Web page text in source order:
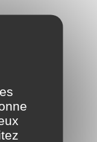
en main.
autant
de vous
travel